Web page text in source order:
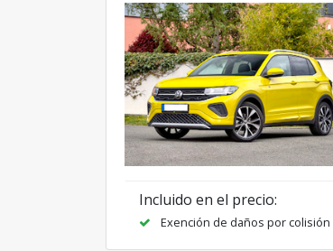
Incluido en el precio:
Exención de daños por colisión